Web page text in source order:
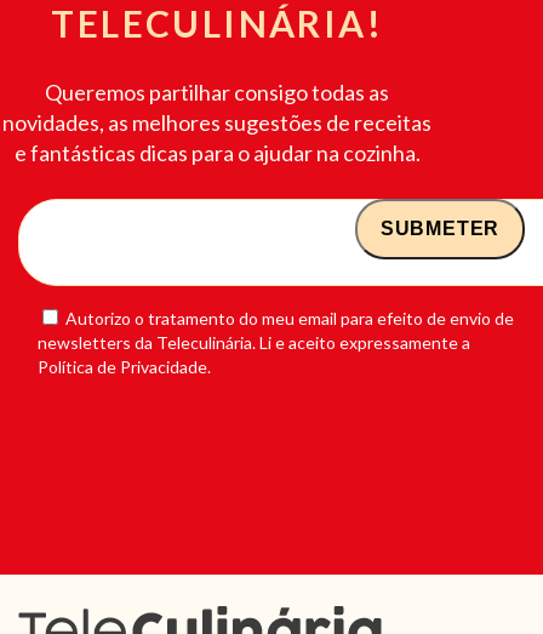
TELECULINÁRIA!
Queremos partilhar consigo todas as
novidades, as melhores sugestões de receitas
e fantásticas dicas para o ajudar na cozinha.
Autorizo o tratamento do meu email para efeito de envio de
newsletters da Teleculinária. Li e aceito expressamente a
Política de Privacidade.